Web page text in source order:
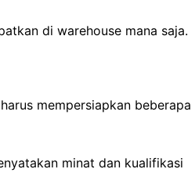
di warehouse mana saja.
mempersiapkan beberapa
minat dan kualifikasi